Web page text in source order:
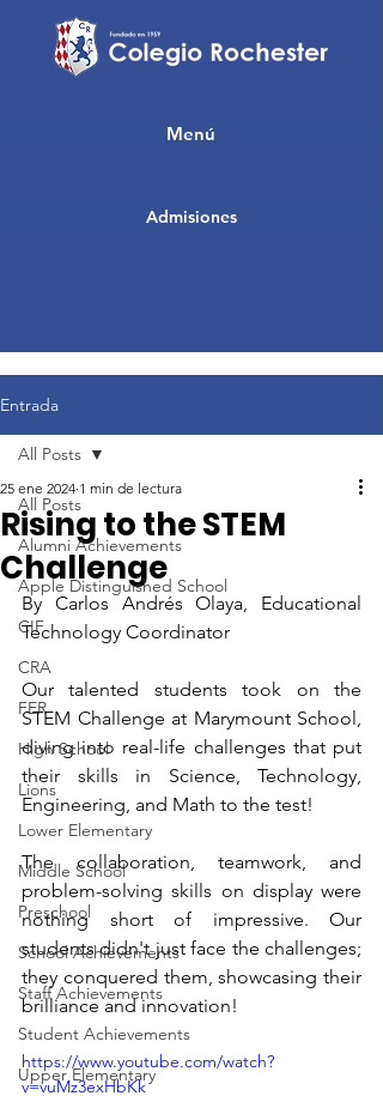
Admisiones
Menú
Entrada
All Posts
Alumni Achievements
Apple Distinguished School
CIF
CRA
FER
High School
Lions
Lower Elementary
Middle School
Preschool
School Achievements
Staff Achievements
Student Achievements
Upper Elementary
All Posts
Rising to the STEM
Challenge
25 ene 2024 1 min de lectura
By Carlos Andrés Olaya, Educational
Technology Coordinator
Our talented students took on the
STEM Challenge at Marymount School,
diving into real-life challenges that put
their skills in Science, Technology,
Engineering, and Math to the test!
The collaboration, teamwork, and
problem-solving skills on display were
nothing short of impressive. Our
students didn't just face the challenges;
they conquered them, showcasing their
brilliance and innovation!
https://www.youtube.com/watch?
v=vuMz3exHbKk